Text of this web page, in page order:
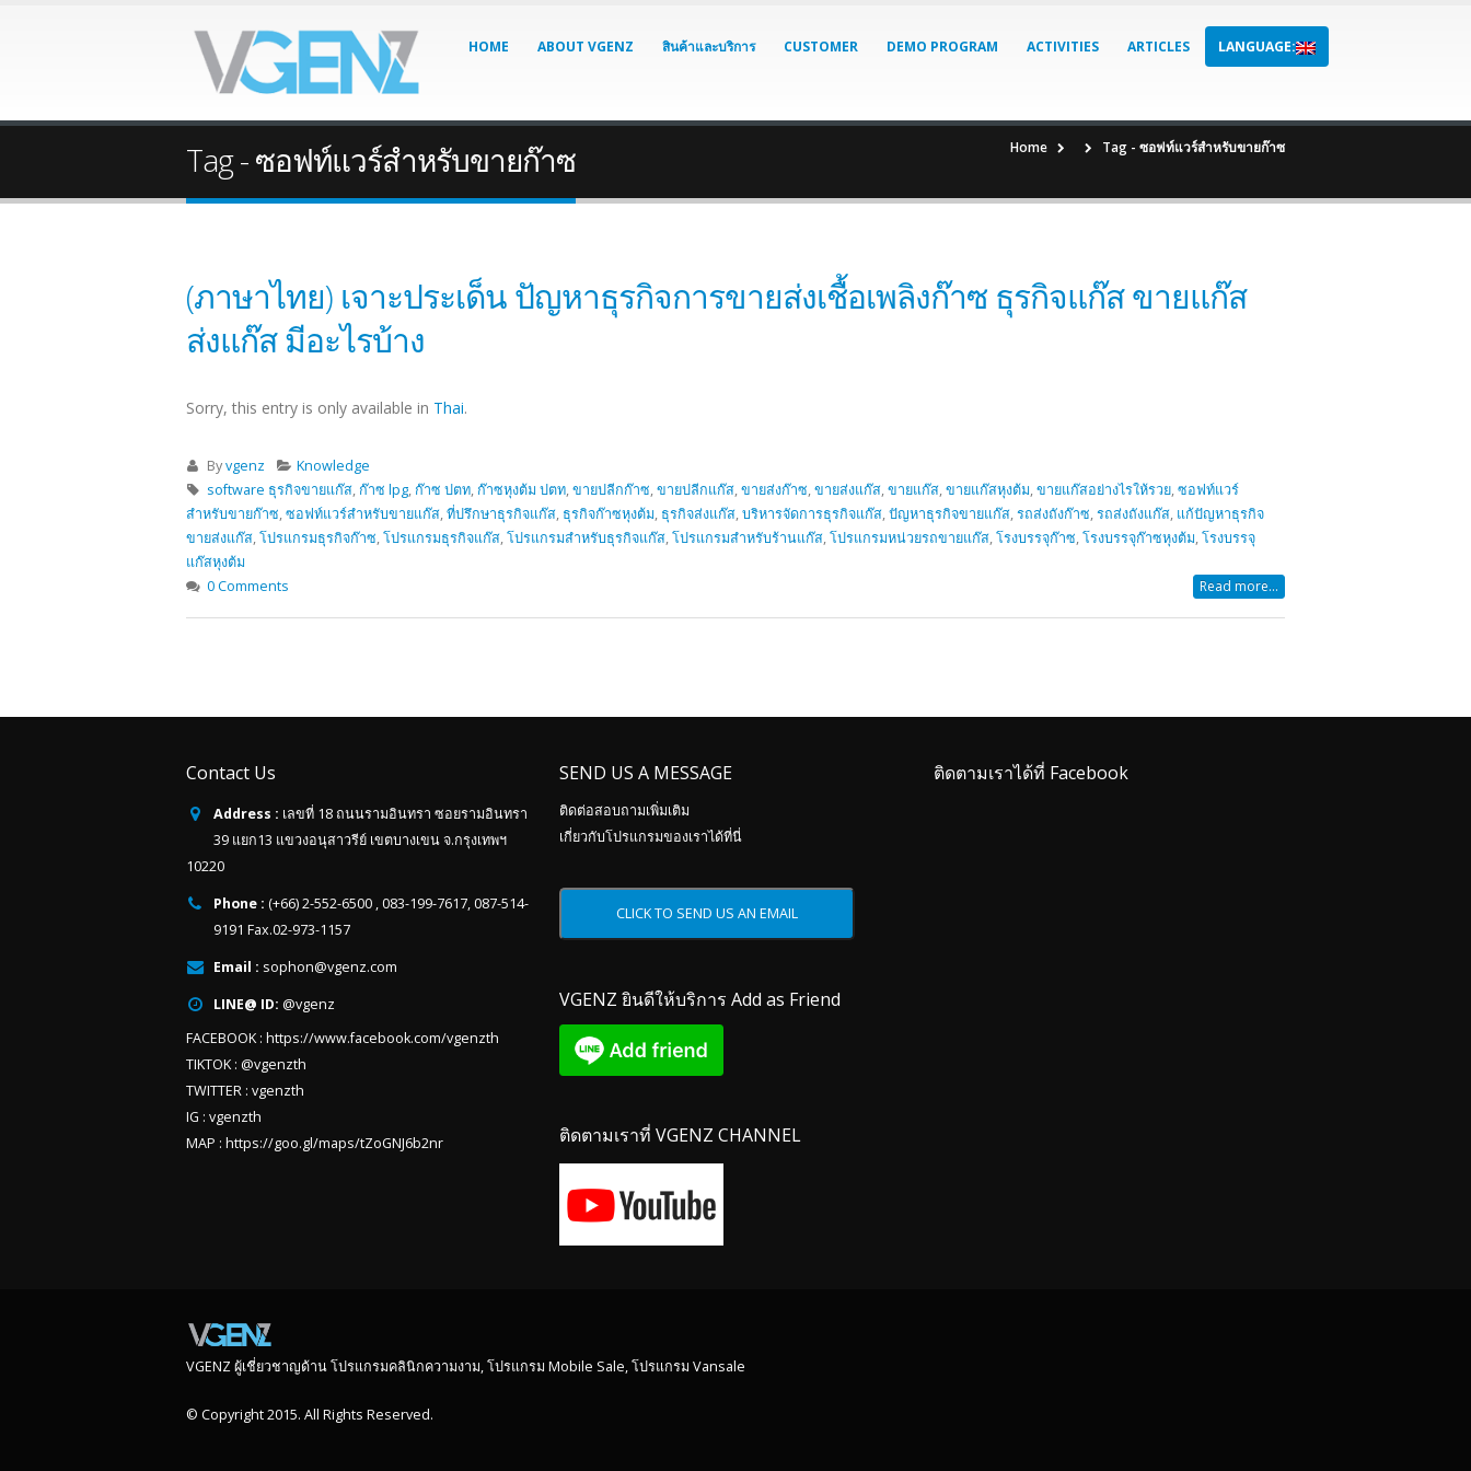
HOME ABOUT VGENZ สินค้าและบริการ CUSTOMER DEMO PROGRAM ACTIVITIES ARTICLES LANGUAGE:
Home Tag - ซอฟท์แวร์สำหรับขายก๊าซ
Tag - ซอฟท์แวร์สำหรับขายก๊าซ
(ภาษาไทย) เจาะประเด็น ปัญหาธุรกิจการขายส่งเชื้อเพลิงก๊าซ ธุรกิจแก๊ส ขายแก๊ส
ส่งแก๊ส มีอะไรบ้าง
Sorry, this entry is only available in Thai.
Byvgenz
Knowledge
software ธุรกิจขายแก๊ส, ก๊าซ lpg, ก๊าซ ปตท, ก๊าซหุงต้ม ปตท,ขายปลีกก๊าซ,ขายปลีกแก๊ส,ขายส่งก๊าซ,ขายส่งแก๊ส,ขายแก๊ส,ขายแก๊สหุงต้ม,ขายแก๊สอย่างไรให้รวย,ซอฟท์แวร์
สำหรับขายก๊าซ,ซอฟท์แวร์สำหรับขายแก๊ส,ที่ปรึกษาธุรกิจแก๊ส, ธุรกิจก๊าซหุงต้ม, ธุรกิจส่งแก๊ส,บริหารจัดการธุรกิจแก๊ส,ปัญหาธุรกิจขายแก๊ส,รถส่งถังก๊าซ,รถส่งถังแก๊ส, แก้ปัญหาธุรกิจ
ขายส่งแก๊ส,โปรแกรมธุรกิจก๊าซ,โปรแกรมธุรกิจแก๊ส,โปรแกรมสำหรับธุรกิจแก๊ส,โปรแกรมสำหรับร้านแก๊ส,โปรแกรมหน่วยรถขายแก๊ส,โรงบรรจุก๊าซ,โรงบรรจุก๊าซหุงต้ม,โรงบรรจุ
แก๊สหุงต้ม
0 Comments
Read more...
Contact Us
Address : เลขที่ 18 ถนนรามอินทรา ซอยรามอินทรา
39 แยก13 แขวงอนุสาวรีย์ เขตบางเขน จ.กรุงเทพฯ
10220
Phone : (+66) 2-552-6500 , 083-199-7617, 087-514-
9191 Fax.02-973-1157
Email : sophon@vgenz.com
LINE@ ID: @vgenz
FACEBOOK : https://www.facebook.com/vgenzth
TIKTOK : @vgenzth
TWITTER : vgenzth
IG : vgenzth
MAP : https://goo.gl/maps/tZoGNJ6b2nr
SEND US A MESSAGE
ติดต่อสอบถามเพิ่มเติม
เกี่ยวกับโปรแกรมของเราได้ที่นี่
VGENZ ยินดีให้บริการ Add as Friend
ติดตามเราที่ VGENZ CHANNEL
ติดตามเราได้ที่ Facebook
VGENZ ผู้เชี่ยวชาญด้าน โปรแกรมคลินิกความงาม, โปรแกรม Mobile Sale, โปรแกรม Vansale
© Copyright 2015. All Rights Reserved.